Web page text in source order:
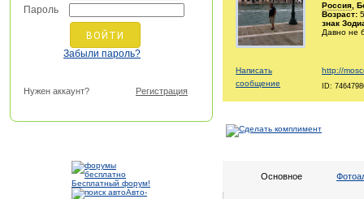
Пароль
Забыли пароль?
Нужен аккаунт? Регистрация
Бесплатный форум!
Авто-
Россия ,
Возраст:
знак
Давно не
Написать
сообщение
http://
ID:
Основное